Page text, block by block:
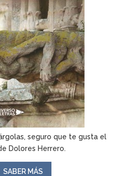
seguro que te gusta el
Dolores Herrero.
SABER MÁS